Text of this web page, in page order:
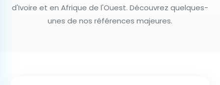
d'Ivoire et en Afrique de l'Ouest. Découvrez quelques-
unes de nos références majeures.